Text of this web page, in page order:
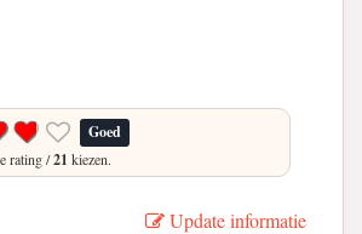
Goed
rating /21 kiezen.
Update informatie